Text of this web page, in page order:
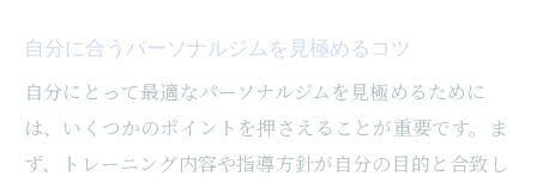
自分に合うパーソナルジムを見極めるコツ
自分にとって最適なパーソナルジムを見極めるために
は、いくつかのポイントを押さえることが重要です。ま
ず、トレーニング内容や指導方針が自分の目的と合致し